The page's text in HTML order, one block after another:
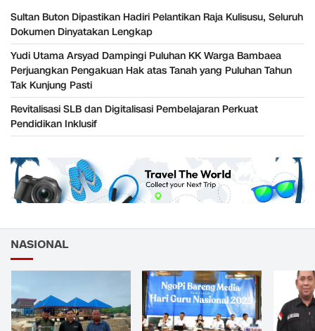
Sultan Buton Dipastikan Hadiri Pelantikan Raja Kulisusu, Seluruh
Dokumen Dinyatakan Lengkap
Yudi Utama Arsyad Dampingi Puluhan KK Warga Bambaea
Perjuangkan Pengakuan Hak atas Tanah yang Puluhan Tahun
Tak Kunjung Pasti
Revitalisasi SLB dan Digitalisasi Pembelajaran Perkuat
Pendidikan Inklusif
NASIONAL